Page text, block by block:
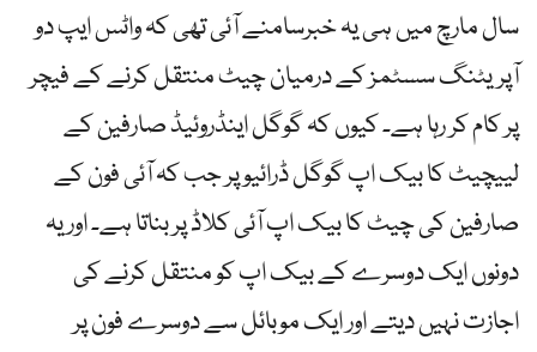
سال مارچ میں ہی یہ خبرسامنے آئی تھی کہ واٹس ایپ دو
آپریٹنگ سسٹمز کے درمیان چیٹ منتقل کرنے کے فیچر
پر کام کر رہا ہے۔ کیوں کہ گوگل اینڈروئیڈ صارفین کے
لییچیٹ کا بیک اپ گوگل ڈرائیو پر جب کہ آئی فون کے
صارفین کی چیٹ کا بیک اپ آئی کلاڈ پر بناتا ہے۔ اور یہ
دونوں ایک دوسرے کے بیک اپ کو منتقل کرنے کی
اجازت نہیں دیتے اور ایک موبائل سے دوسرے فون پر